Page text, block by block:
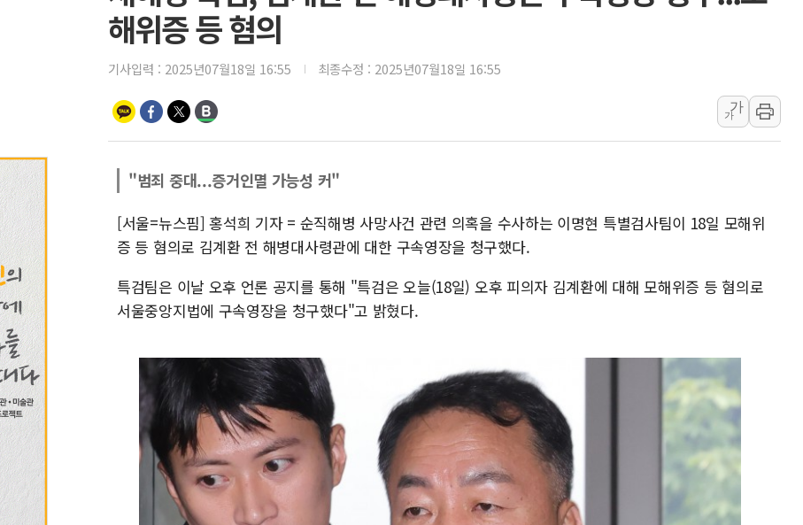
'월가의 황제' 다이먼 "금융시장 레
양주 섬유염색공장서 화재 1명 중상
김정관 산업부 장관 "주 52시간 손봐
해군 1함대 창설 80주년…지역과 함
[3보] 북, 원산서 동해로 단거리 탄도
우크라 드론 전술, 중남미 콜롬비아
주한미군 "오산기지 누출, 백린 아닌 무
구미 폐염산처리업체서 불 2시간30여
해위증 등 혐의
기사입력 : 2025년07월18일 16:55 최종수정 : 2025년07월18일 16:55
가
가
"범죄 중대...증거인멸 가능성 커"
[서울=뉴스핌] 홍석희 기자 = 순직해병 사망사건 관련 의혹을 수사하는 이명현 특별검사팀이 18일 모해위
증 등 혐의로 김계환 전 해병대사령관에 대한 구속영장을 청구했다.
특검팀은 이날 오후 언론 공지를 통해 "특검은 오늘(18일) 오후 피의자 김계환에 대해 모해위증 등 혐의로
서울중앙지법에 구속영장을 청구했다"고 밝혔다.